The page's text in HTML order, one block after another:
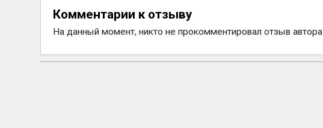
Комментарии к отзыву
На данный момент, никто не прокомментировал отзыв автора